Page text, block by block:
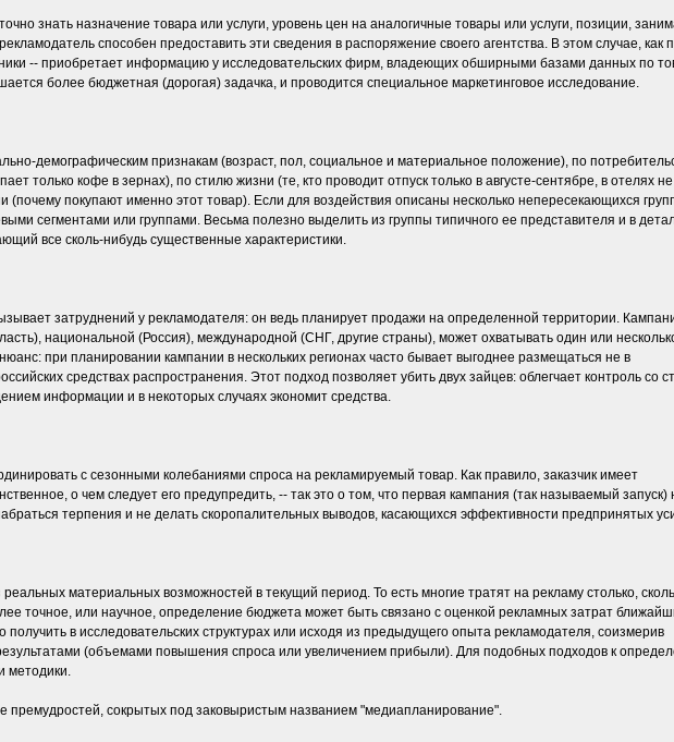
знать назначение товара или услуги, уровень цен на аналогичные товары или услуги, позиции,
способен предоставить эти сведения в распоряжение своего агентства. В этом случае, как
-- приобретает информацию у исследовательских фирм, владеющих обширными базами данных по
более бюджетная (дорогая) задачка, и проводится специальное маркетинговое исследование.
демографическим признакам (возраст, пол, социальное и материальное положение), по
только кофе в зернах), по стилю жизни (те, кто проводит отпуск только в августе-сентябре, в отелях
(почему покупают именно этот товар). Если для воздействия описаны несколько непересекающихся
сегментами или группами. Весьма полезно выделить из группы типичного ее представителя и в
все сколь-нибудь существенные характеристики.
затруднений у рекламодателя: он ведь планирует продажи на определенной территории.
национальной (Россия), международной (СНГ, другие страны), может охватывать один или
при планировании кампании в нескольких регионах часто бывает выгоднее размещаться не в
средствах распространения. Этот подход позволяет убить двух зайцев: облегчает контроль со
информации и в некоторых случаях экономит средства.
с сезонными колебаниями спроса на рекламируемый товар. Как правило, заказчик имеет
о чем следует его предупредить, -- так это о том, что первая кампания (так называемый запуск)
терпения и не делать скоропалительных выводов, касающихся эффективности предпринятых
материальных возможностей в текущий период. То есть многие тратят на рекламу столько,
точное, или научное, определение бюджета может быть связано с оценкой рекламных затрат
получить в исследовательских структурах или исходя из предыдущего опыта рекламодателя, соизмерив
(объемами повышения спроса или увеличением прибыли). Для подобных подходов к
методики.
премудростей, сокрытых под заковыристым названием "медиапланирование".